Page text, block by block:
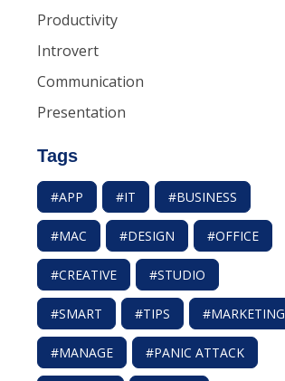
Productivity
Introvert
Communication
Presentation
Tags
#APP #IT #BUSINESS
#MAC #DESIGN #OFFICE
#CREATIVE #STUDIO
#SMART #TIPS #MARKETING
#MANAGE #PANIC ATTACK